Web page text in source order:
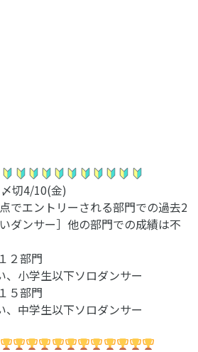
切4/10(金)
でエントリーされる部門での過去2
ダンサー］他の部門での成績は不
２部門
、小学生以下ソロダンサー
５部門
、中学生以下ソロダンサー